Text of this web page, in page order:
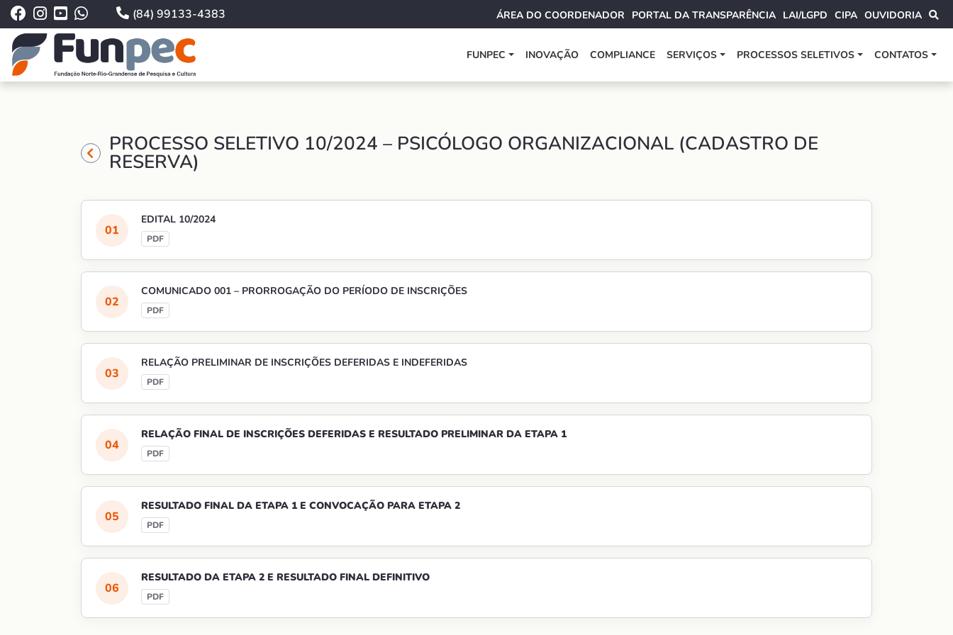
(84) 99133-4383 ÁREA DO COORDENADOR PORTAL DA TRANSPARÊNCIA LAI/LGPD CIPA OUVIDORIA
FUNPEC INOVAÇÃO COMPLIANCE SERVIÇOS PROCESSOS SELETIVOS CONTATOS
PROCESSO SELETIVO 10/2024 – PSICÓLOGO ORGANIZACIONAL (CADASTRO DE
RESERVA)
EDITAL 10/2024
COMUNICADO 001 – PRORROGAÇÃO DO PERÍODO DE INSCRIÇÕES
RELAÇÃO PRELIMINAR DE INSCRIÇÕES DEFERIDAS E INDEFERIDAS
RELAÇÃO FINAL DE INSCRIÇÕES DEFERIDAS E RESULTADO PRELIMINAR DA ETAPA 1
RESULTADO FINAL DA ETAPA 1 E CONVOCAÇÃO PARA ETAPA 2
RESULTADO DA ETAPA 2 E RESULTADO FINAL DEFINITIVO